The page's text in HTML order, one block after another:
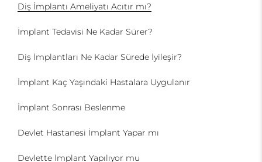
Diş İmplantı Ameliyatı Acıtır mı?
İmplant Tedavisi Ne Kadar Sürer?
Diş İmplantları Ne Kadar Sürede İyileşir?
İmplant Kaç Yaşındaki Hastalara Uygulanır
İmplant Sonrası Beslenme
Devlet Hastanesi İmplant Yapar mı
Devlette İmplant Yapılıyor mu